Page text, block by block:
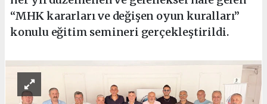
“MHK kararları ve değişen oyun kuralları”
konulu eğitim semineri gerçekleştirildi.